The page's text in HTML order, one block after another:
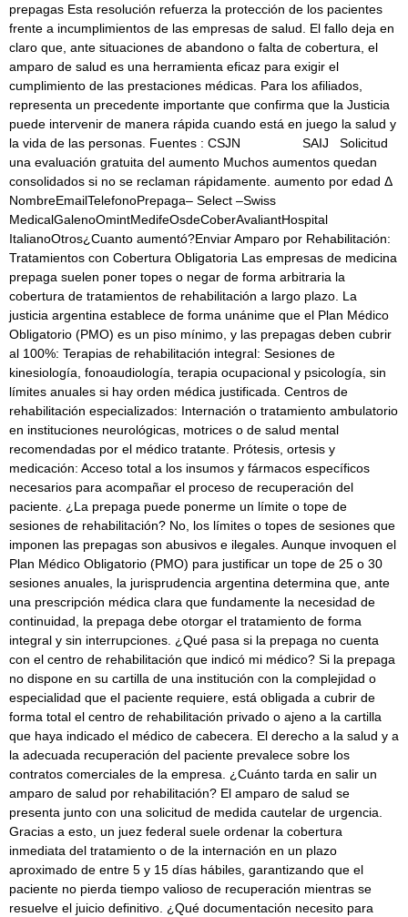
prepagas Esta resolución refuerza la protección de los pacientes
frente a incumplimientos de las empresas de salud. El fallo deja en
claro que, ante situaciones de abandono o falta de cobertura, el
amparo de salud es una herramienta eficaz para exigir el
cumplimiento de las prestaciones médicas. Para los afiliados,
representa un precedente importante que confirma que la Justicia
puede intervenir de manera rápida cuando está en juego la salud y
la vida de las personas. Fuentes : CSJN SAIJ Solicitud
una evaluación gratuita del aumento Muchos aumentos quedan
consolidados si no se reclaman rápidamente. aumento por edad Δ
NombreEmailTelefonoPrepaga– Select –Swiss
MedicalGalenoOmintMedifeOsdeCoberAvaliantHospital
ItalianoOtros¿Cuanto aumentó?Enviar Amparo por Rehabilitación:
Tratamientos con Cobertura Obligatoria Las empresas de medicina
prepaga suelen poner topes o negar de forma arbitraria la
cobertura de tratamientos de rehabilitación a largo plazo. La
justicia argentina establece de forma unánime que el Plan Médico
Obligatorio (PMO) es un piso mínimo, y las prepagas deben cubrir
al 100%: Terapias de rehabilitación integral: Sesiones de
kinesiología, fonoaudiología, terapia ocupacional y psicología, sin
límites anuales si hay orden médica justificada. Centros de
rehabilitación especializados: Internación o tratamiento ambulatorio
en instituciones neurológicas, motrices o de salud mental
recomendadas por el médico tratante. Prótesis, ortesis y
medicación: Acceso total a los insumos y fármacos específicos
necesarios para acompañar el proceso de recuperación del
paciente. ¿La prepaga puede ponerme un límite o tope de
sesiones de rehabilitación? No, los límites o topes de sesiones que
imponen las prepagas son abusivos e ilegales. Aunque invoquen el
Plan Médico Obligatorio (PMO) para justificar un tope de 25 o 30
sesiones anuales, la jurisprudencia argentina determina que, ante
una prescripción médica clara que fundamente la necesidad de
continuidad, la prepaga debe otorgar el tratamiento de forma
integral y sin interrupciones. ¿Qué pasa si la prepaga no cuenta
con el centro de rehabilitación que indicó mi médico? Si la prepaga
no dispone en su cartilla de una institución con la complejidad o
especialidad que el paciente requiere, está obligada a cubrir de
forma total el centro de rehabilitación privado o ajeno a la cartilla
que haya indicado el médico de cabecera. El derecho a la salud y a
la adecuada recuperación del paciente prevalece sobre los
contratos comerciales de la empresa. ¿Cuánto tarda en salir un
amparo de salud por rehabilitación? El amparo de salud se
presenta junto con una solicitud de medida cautelar de urgencia.
Gracias a esto, un juez federal suele ordenar la cobertura
inmediata del tratamiento o de la internación en un plazo
aproximado de entre 5 y 15 días hábiles, garantizando que el
paciente no pierda tiempo valioso de recuperación mientras se
resuelve el juicio definitivo. ¿Qué documentación necesito para